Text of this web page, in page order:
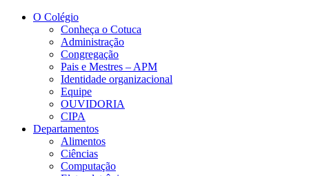
Conteúdo principal
O Colégio
Conheça o Cotuca
Administração
Congregação
Pais e Mestres – APM
Identidade organizacional
Equipe
OUVIDORIA
CIPA
Departamentos
Alimentos
Ciências
Computação